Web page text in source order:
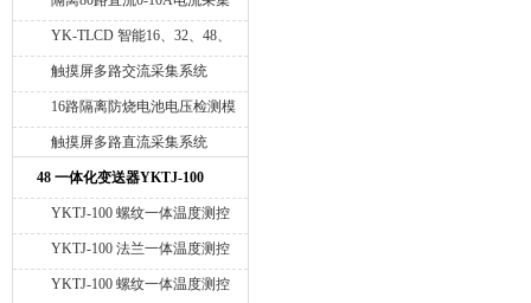
显示仪
YK-TLCD 智能16、32、48、
64、80通道电压电流记录仪
触摸屏多路交流采集系统
16路隔离防烧电池电压检测模
块
触摸屏多路直流采集系统
48 一体化变送器YKTJ-100
YKTJ-100 螺纹一体温度测控
仪
YKTJ-100 法兰一体温度测控
仪
YKTJ-100 螺纹一体温度测控